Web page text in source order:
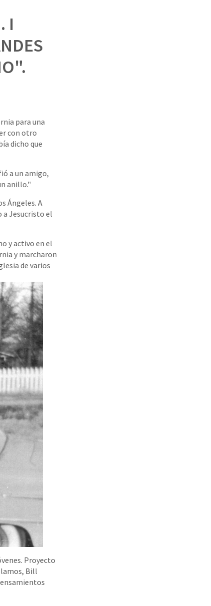
I
para una
con otro
dicho que
a un amigo,
anillo."
Ángeles. A
a Jesucristo el
y activo en el
y marcharon
de varios
Proyecto
Bill